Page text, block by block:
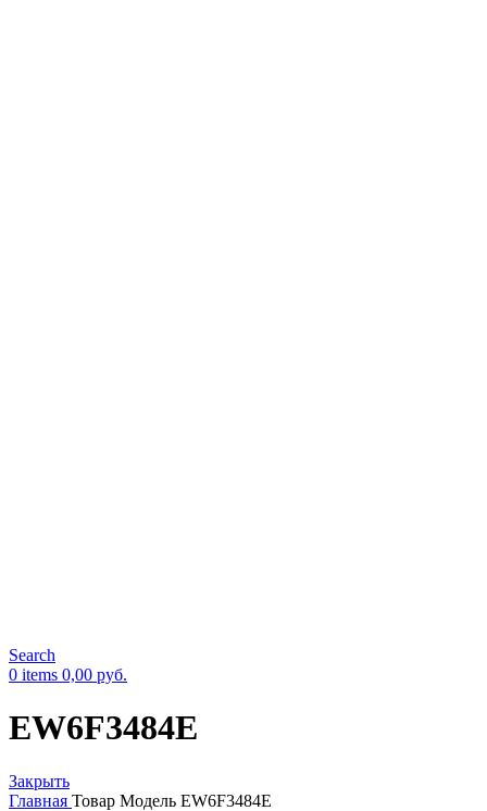
Search
0 items 0,00 руб.
EW6F3484E
Закрыть
Главная Товар Модель EW6F3484E